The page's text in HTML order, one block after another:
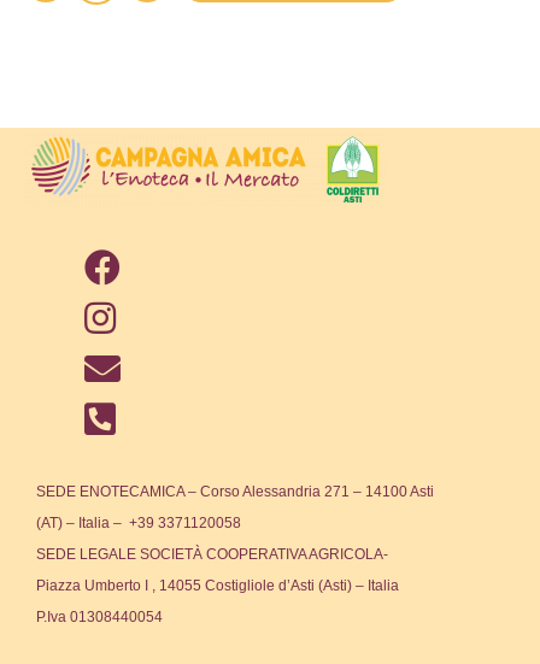
SEDE ENOTECAMICA – Corso Alessandria 271 – 14100 Asti
(AT) – Italia – +39 3371120058
SEDE LEGALE SOCIETÀ COOPERATIVA AGRICOLA-
Piazza Umberto I , 14055 Costigliole d’Asti (Asti) – Italia
P.Iva 01308440054